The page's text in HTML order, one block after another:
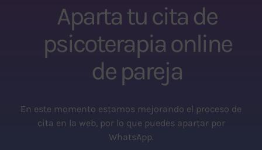
Aparta tu cita de
psicoterapia online
de pareja
En este momento estamos mejorando el proceso de
cita en la web, por lo que puedes apartar por
WhatsApp.